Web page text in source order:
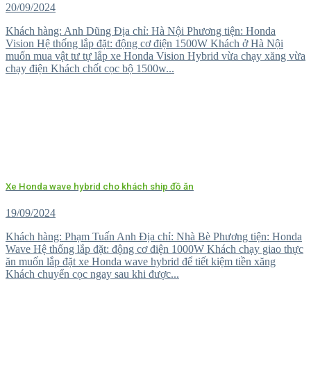
20/09/2024
Khách hàng: Anh Dũng Địa chỉ: Hà Nội Phương tiện: Honda
Vision Hệ thống lắp đặt: động cơ điện 1500W Khách ở Hà Nội
muốn mua vật tư tự lắp xe Honda Vision Hybrid vừa chạy xăng vừa
chạy điện Khách chốt cọc bộ 1500w...
Xe Honda wave hybrid cho khách ship đồ ăn
19/09/2024
Khách hàng: Phạm Tuấn Anh Địa chỉ: Nhà Bè Phương tiện: Honda
Wave Hệ thống lắp đặt: động cơ điện 1000W Khách chạy giao thực
ăn muốn lắp đặt xe Honda wave hybrid để tiết kiệm tiền xăng
Khách chuyển cọc ngay sau khi được...